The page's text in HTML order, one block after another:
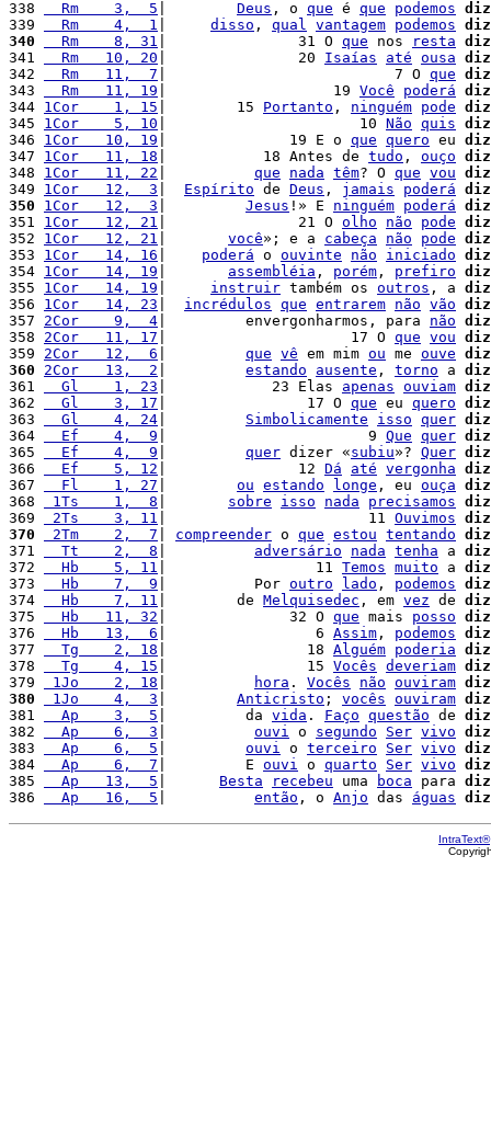
338
  Rm    3,  5
Deus , o que é que podemos
339
  Rm    4,  1
disso , qual vantagem podemos
340
  Rm    8, 31
|               31 O que nos resta
341
  Rm   10, 20
|               20 Isaías até ousa
342
  Rm   11,  7
|                          7 O que
343
  Rm   11, 19
|                   19 Você poderá
344 1Cor    1, 15 |        15 Portanto , ninguém pode
345 1Cor    5, 10 |                      10 Não quis
346 1Cor   10, 19 |              19 E o que quero eu
347 1Cor   11, 18 |           18 Antes de tudo , ouço
348 1Cor   11, 22 que nada têm? O que vou
349 1Cor   12,  3 Espírito de Deus , jamais poderá
350
1Cor   12,  3 Jesus !» E ninguém poderá
351 1Cor   12, 21 |               21 O olho não pode
352 1Cor   12, 21 você»; e a cabeça não pode
353 1Cor   14, 16 poderá o ouvinte não iniciado
354 1Cor   14, 19 assembléia , porém , prefiro
355 1Cor   14, 19 instruir também os outros , a
356 1Cor   14, 23 incrédulos que entrarem não vão
357 2Cor    9,  4 |         envergonharmos, para não
358 2Cor   11, 17 |                     17 O que vou
359 2Cor   12,  6 que vê em mim ou me ouve
360
2Cor   13,  2 estando ausente , torno a
361
  Gl    1, 23
|            23 Elas apenas ouviam
362
  Gl    3, 17
|                17 O que eu quero
363
  Gl    4, 24
Simbolicamente isso quer
364
  Ef    4,  9
|                       9 Que quer
365
  Ef    4,  9
quer dizer «subiu»? Quer
366
  Ef    5, 12
|               12 Dá até vergonha
367
  Fl    1, 27
ou estando longe , eu ouça
368
1Ts    1,  8 sobre isso nada precisamos
369
2Ts    3, 11 |                       11 Ouvimos
370
2Tm    2,  7 compreender o que estou tentando
371
  Tt    2,  8
adversário nada tenha a
372
  Hb    5, 11
|                 11 Temos muito a
373
  Hb    7,  9
|          Por outro lado , podemos
374
  Hb    7, 11
|        de Melquisedec , em vez de
375
  Hb   11, 32
|              32 O que mais posso
376
  Hb   13,  6
|                 6 Assim , podemos
377
  Tg    2, 18
|                18 Alguém poderia
378
  Tg    4, 15
|                15 Vocês deveriam
379
1Jo    2, 18 hora . Vocês não ouviram
380
1Jo    4,  3 Anticristo ; vocês ouviram
381
  Ap    3,  5
|         da vida . Faço questão de
382
  Ap    6,  3
ouvi o segundo Ser vivo
383
  Ap    6,  5
ouvi o terceiro Ser vivo
384
  Ap    6,  7
|         E ouvi o quarto Ser vivo
385
  Ap   13,  5
Besta recebeu uma boca para
386
  Ap   16,  5
então , o Anjo das águas
IntraText®